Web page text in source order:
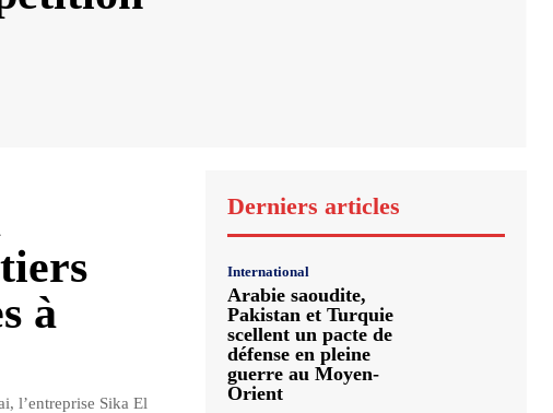
à
l’entreprise Sika El
Derniers articles
International
Arabie saoudite,
Pakistan et Turquie
scellent un pacte de
défense en pleine
guerre au Moyen-
Orient